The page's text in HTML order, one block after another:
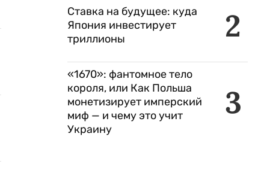
2
Ставка на будущее: куда
Япония инвестирует
триллионы
3
«1670»: фантомное тело
короля, или Как Польша
монетизирует имперский
миф — и чему это учит
Украину